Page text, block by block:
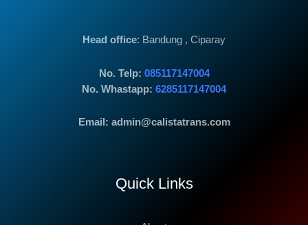
Head office: Bandung , Ciparay
No. Telp: 085117147004
No. Whastapp: 6285117147004
Email: admin@calistatrans.com
Quick Links